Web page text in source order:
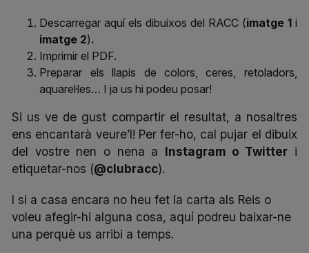
Descarregar aquí els dibuixos del RACC (imatge 1 i
imatge 2).
Imprimir el PDF.
Preparar els llapis de colors, ceres, retoladors,
aquarel·les… I ja us hi podeu posar!
Si us ve de gust compartir el resultat, a nosaltres
ens encantarà veure’l! Per fer-ho, cal pujar el dibuix
del vostre nen o nena a Instagramo Twitter i
etiquetar-nos (@clubracc).
I si a casa encara no heu fet la carta als Reis o
voleu afegir-hi alguna cosa, aquí podreu baixar-ne
una perquè us arribi a temps.